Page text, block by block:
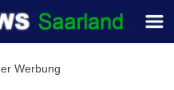
Werbung